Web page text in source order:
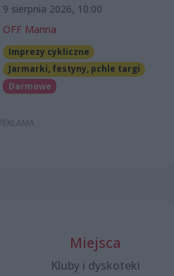
9 sierpnia 2026, 10:00
OFF Marina
Imprezy cykliczne
Jarmarki, festyny, pchle targi
Darmowe
Miejsca
Kluby i dyskoteki